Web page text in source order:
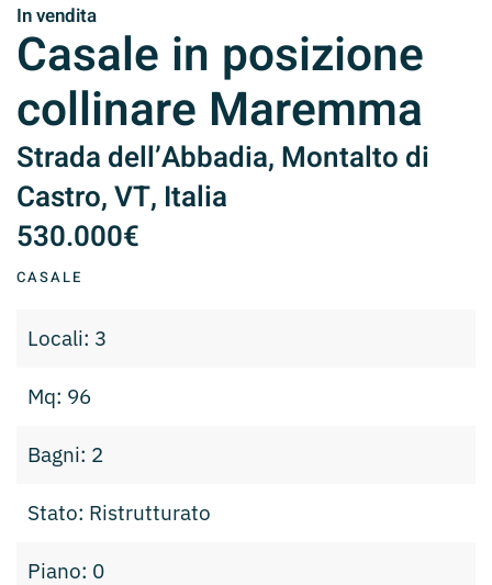
In vendita
Casale in posizione
collinare Maremma
Strada dell’Abbadia, Montalto di
Castro, VT, Italia
530.000€
CASALE
Locali: 3
Mq: 96
Bagni: 2
Stato: Ristrutturato
Piano: 0